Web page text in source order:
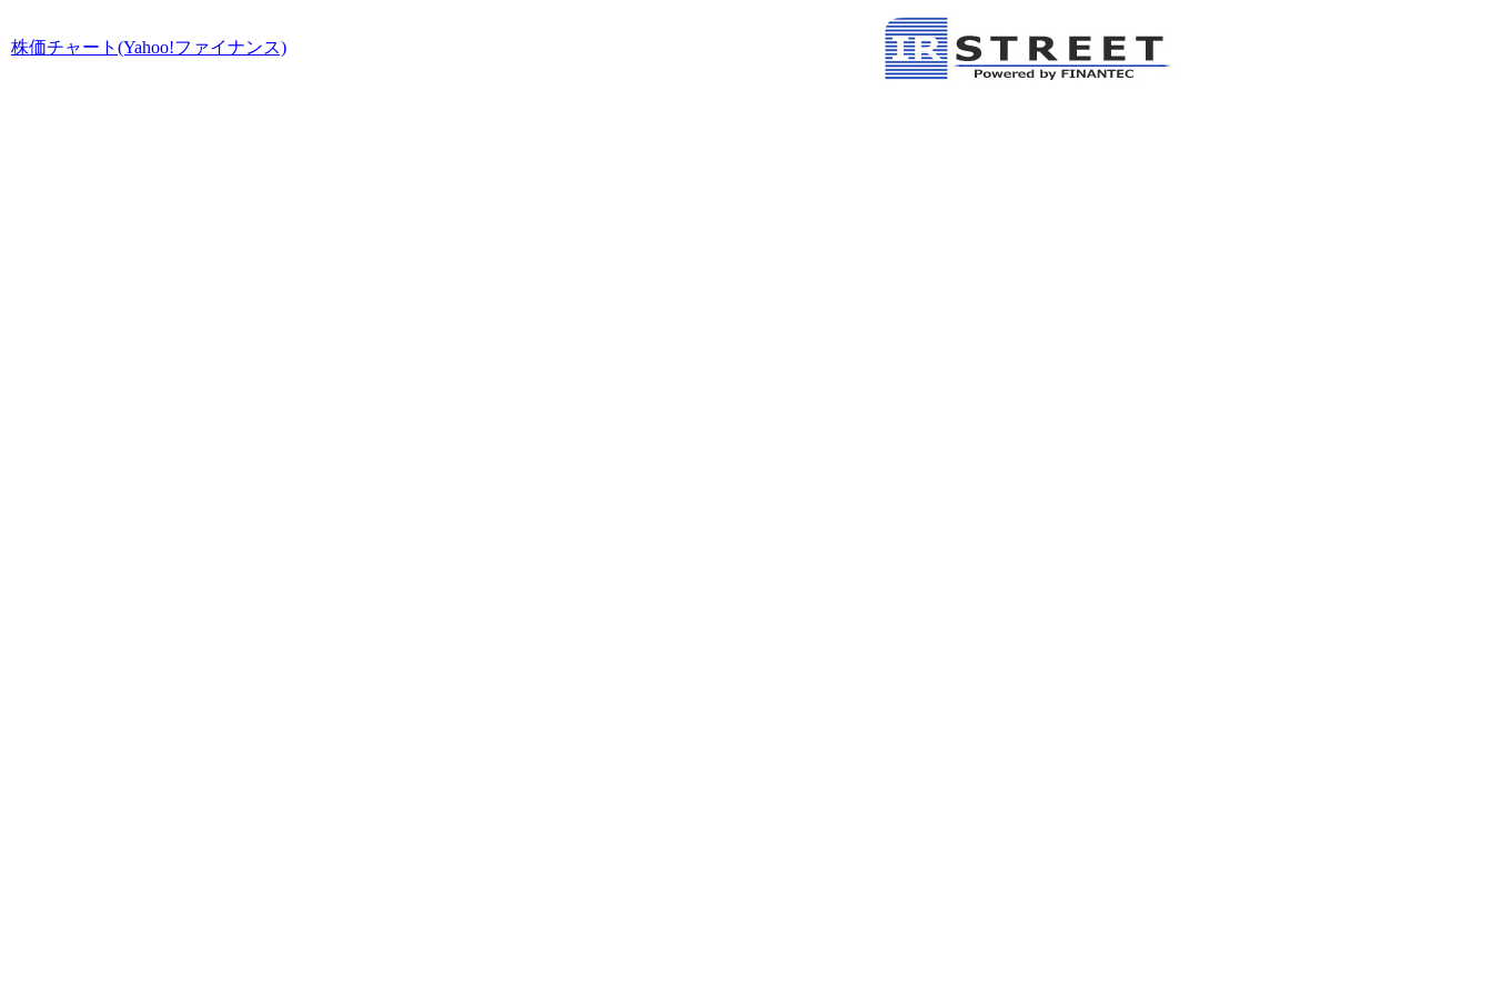
株価チャート(Yahoo!ファイナンス)